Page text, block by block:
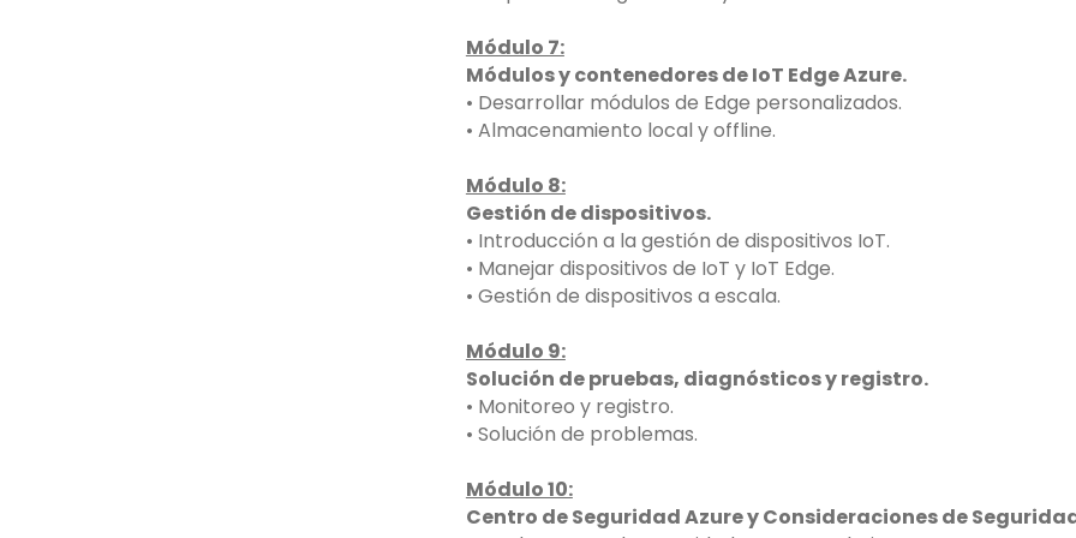
Módulo 7:
Módulos y contenedores de IoT Edge Azure.
• Desarrollar módulos de Edge personalizados.
• Almacenamiento local y offline.
Módulo 8:
Gestión de dispositivos.
• Introducción a la gestión de dispositivos IoT.
• Manejar dispositivos de IoT y IoT Edge.
• Gestión de dispositivos a escala.
Módulo 9:
Solución de pruebas, diagnósticos y registro.
• Monitoreo y registro.
• Solución de problemas.
Módulo 10:
Centro de Seguridad Azure y Consideraciones de